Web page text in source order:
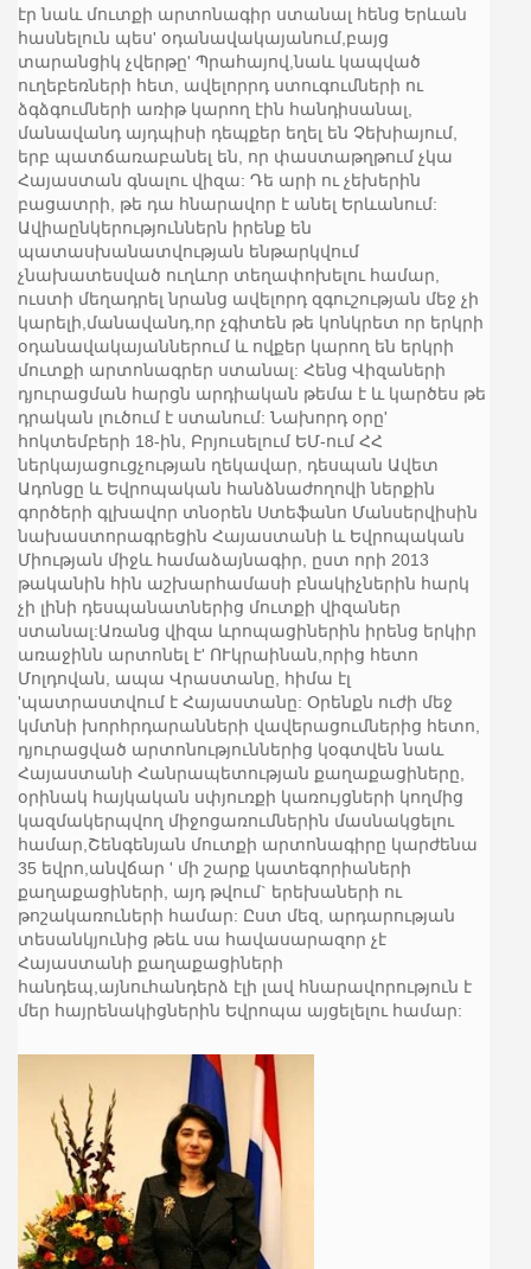
էր նաև մուտքի արտոնագիր ստանալ հենց Երևան
հասնելուն պես' օդանավակայանում,բայց
տարանցիկ չվերթը' Պրահայով,նաև կապված
ուղեբեռների հետ, ավելորրդ ստուգումների ու
ձգձգումների առիթ կարող էին հանդիսանալ,
մանավանդ այդպիսի դեպքեր եղել են Չեխիայում,
երբ պատճառաբանել են, որ փաստաթղթում չկա
Հայաստան գնալու վիզա: Դե արի ու չեխերին
բացատրի, թե դա հնարավոր է անել Երևանում:
Ավիաընկերություններն իրենք են
պատասխանատվության ենթարկվում
չնախատեսված ուղևոր տեղափոխելու համար,
ուստի մեղադրել նրանց ավելորդ զգուշության մեջ չի
կարելի,մանավանդ,որ չգիտեն թե կոնկրետ որ երկրի
օդանավակայաններում և ովքեր կարող են երկրի
մուտքի արտոնագրեր ստանալ: Հենց Վիզաների
դյուրացման հարցն արդիական թեմա է և կարծես թե
դրական լուծում է ստանում: Նախորդ օրը'
հոկտեմբերի 18-ին, Բրյուսելում ԵՄ-ում ՀՀ
ներկայացուցչության ղեկավար, դեսպան Ավետ
Ադոնցը և Եվրոպական հանձնաժողովի ներքին
գործերի գլխավոր տնօրեն Ստեֆանո Մանսերվիսին
նախաստորագրեցին Հայաստանի և Եվրոպական
Միության միջև համաձայնագիր, ըստ որի 2013
թականին հին աշխարհամասի բնակիչներին հարկ
չի լինի դեսպանատներից մուտքի վիզաներ
ստանալ:Առանց վիզա ևրոպացիներին իրենց երկիր
առաջինն արտոնել է' ՈՒկրաինան,որից հետո
Մոլդովան, ապա Վրաստանը, հիմա էլ
'պատրաստվում է Հայաստանը: Օրենքն ուժի մեջ
կմտնի խորհրդարանների վավերացումներից հետո,
դյուրացված արտոնություններից կօգտվեն նաև
Հայաստանի Հանրապետության քաղաքացիները,
օրինակ հայկական սփյուռքի կառույցների կողմից
կազմակերպվող միջոցառումներին մասնակցելու
համար,Շենգենյան մուտքի արտոնագիրը կարժենա
35 եվրո,անվճար ' մի շարք կատեգորիաների
քաղաքացիների, այդ թվում` երեխաների ու
թոշակառուների համար: Ըստ մեզ, արդարության
տեսանկյունից թեև սա հավասարազոր չէ
Հայաստանի քաղաքացիների
հանդեպ,այնուհանդերձ էլի լավ հնարավորություն է
մեր հայրենակիցներին Եվրոպա այցելելու համար: